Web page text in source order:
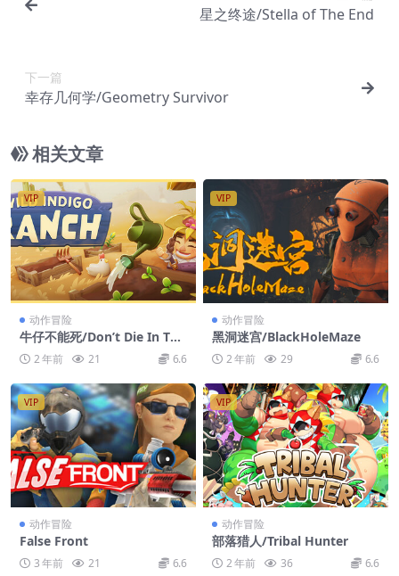
星之终途/Stella of The End
下一篇
幸存几何学/Geometry Survivor
相关文章
VIP
动作冒险
牛仔不能死/Don’t Die In The
West2 年前 21 6.6
VIP
动作冒险
黑洞迷宫/BlackHoleMaze
2 年前 29 6.6
VIP
动作冒险
False Front
3 年前 21 6.6
VIP
动作冒险
部落猎人/Tribal Hunter
2 年前 36 6.6